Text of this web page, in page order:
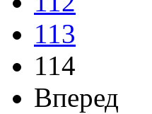
113
114
Вперед